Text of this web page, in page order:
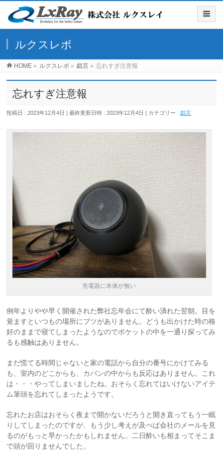
ルクスレポ
HOME » ルクスレポ » 戯言 » 忘れすぎ注意報
忘れすぎ注意報
投稿日 : 2023年12月4日 最終更新日時 : 2023年12月4日 カテゴリー :戯言
充電器に本体が無い
例年よりやや早く開催された弊社忘年会にて酔い潰れた翌朝。目を
覚ますといつもの場所にブツがありません。どうも出かけた時の格
好のままで寝てしまったようなのでポケットの中を一通り探ってみ
るも感触はありません。
まだ慌てる時間じゃないと家の電話から自分の番号にかけてみる
も、室内のどこからも、カバンの中からも反応はありません。これ
は・・・やってしまいましたね。おそらく忘れてはいけないアイテ
ム筆頭を忘れてしまったようです。
忘れたお店はおそらく夜まで開かないだろうと開き直ってもう一眠
りしてしまったのですが、もう少し考えが及べば会社のメールを見
るのがもっと早かったかもしれません。二日酔いも相まってそこま
で頭が回りませんでした。